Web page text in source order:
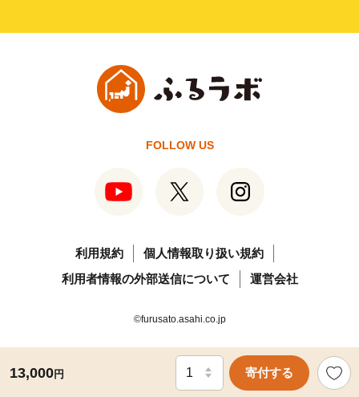
13,000円 寄付する
FOLLOW US
利用規約
個人情報取り扱い規約
利用者情報の外部送信について
運営会社
©furusato.asahi.co.jp